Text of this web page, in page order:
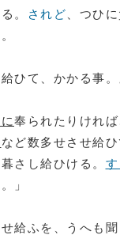
。
されど 、つひ
ひて、かかる事。
奉られたりけれ
など数多せさせ給
さし給ひける。
」
給ふを、うへも聞